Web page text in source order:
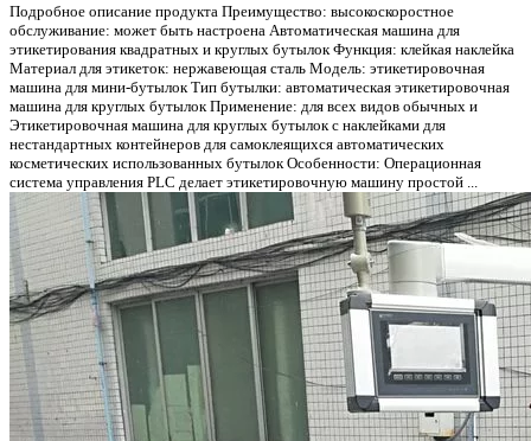
Подробное описание продукта Преимущество: высокоскоростное
обслуживание: может быть настроена Автоматическая машина для
этикетирования квадратных и круглых бутылок Функция: клейкая наклейка
Материал для этикеток: нержавеющая сталь Модель: этикетировочная
машина для мини-бутылок Тип бутылки: автоматическая этикетировочная
машина для круглых бутылок Применение: для всех видов обычных и
Этикетировочная машина для круглых бутылок с наклейками для
нестандартных контейнеров для самоклеящихся автоматических
косметических использованных бутылок Особенности: Операционная
система управления PLC делает этикетировочную машину простой ...